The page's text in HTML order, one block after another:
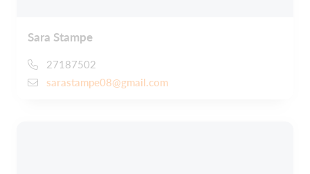
Sara Stampe
27187502
sarastampe08@gmail.com